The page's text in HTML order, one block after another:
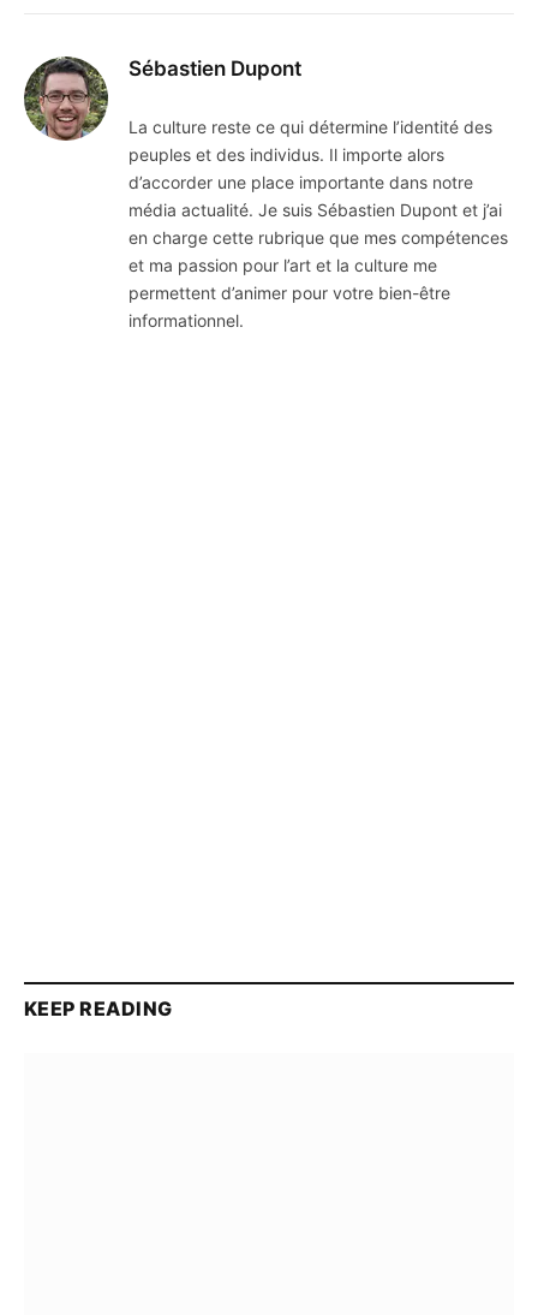
Sébastien Dupont
La culture reste ce qui détermine l’identité des
peuples et des individus. Il importe alors
d’accorder une place importante dans notre
média actualité. Je suis Sébastien Dupont et j’ai
en charge cette rubrique que mes compétences
et ma passion pour l’art et la culture me
permettent d’animer pour votre bien-être
informationnel.
KEEP READING